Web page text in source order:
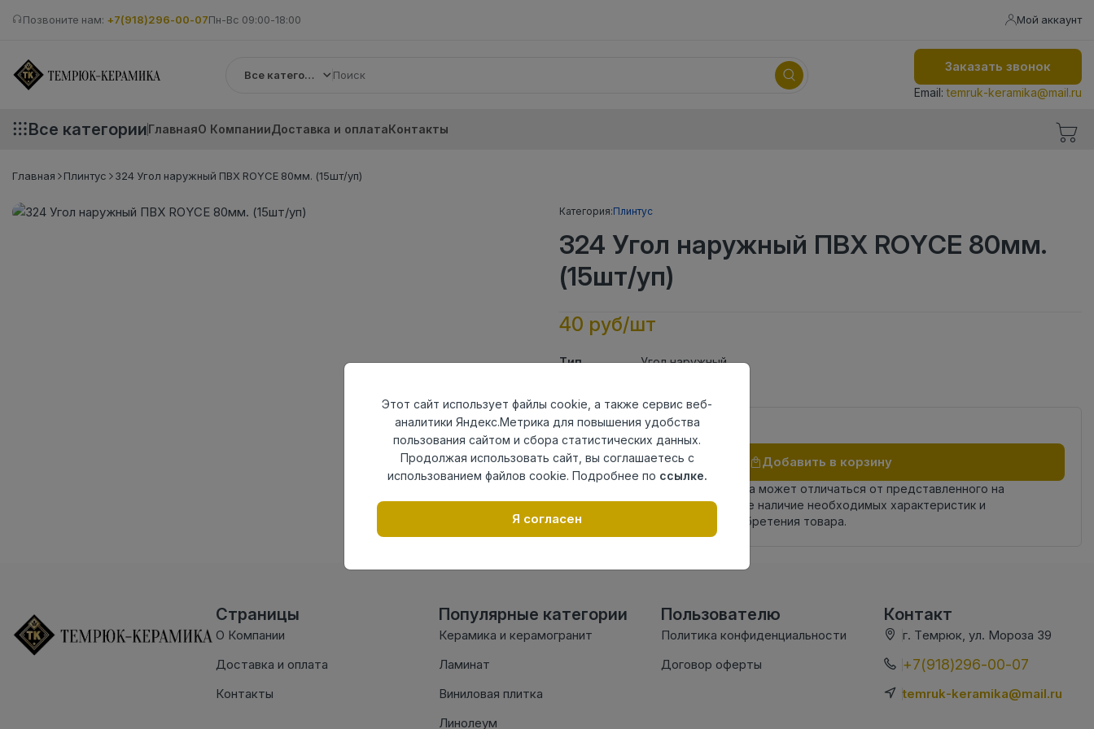
Позвоните нам: +7(918)296-00-07Пн-Вс 09:00-18:00 Мой аккаунт
Все категории
Заказать звонок
Email:temruk-keramika@mail.ru
Все категорииГлавнаяО КомпанииДоставка и оплатаКонтакты
Главная Плинтус 324 Угол наружный ПВХ ROYCE 80мм. (15шт/уп)
Категория:Плинтус
324 Угол наружный ПВХ ROYCE 80мм.
(15шт/уп)
40 руб/шт
Тип
Угол наружный
Материал
87 шт
Добавить в корзину
Внимание! Внешний вид товара может отличаться от представленного на
настоящем сайте. Проверяйте наличие необходимых характеристик и
комплектации в момент приобретения товара.
Страницы
О Компании
Доставка и оплата
Контакты
Популярные категории
Керамика и керамогранит
Ламинат
Виниловая плитка
Линолеум
Пользователю
Политика конфиденциальности
Договор оферты
Контакт
г. Темрюк, ул. Мороза 39
+7(918)296-00-07
temruk-keramika@mail.ru
Этот сайт использует файлы cookie, а также сервис веб-
аналитики Яндекс.Метрика для повышения удобства
пользования сайтом и сбора статистических данных.
Продолжая использовать сайт, вы соглашаетесь с
использованием файлов cookie. Подробнее по ссылке.
Я согласен